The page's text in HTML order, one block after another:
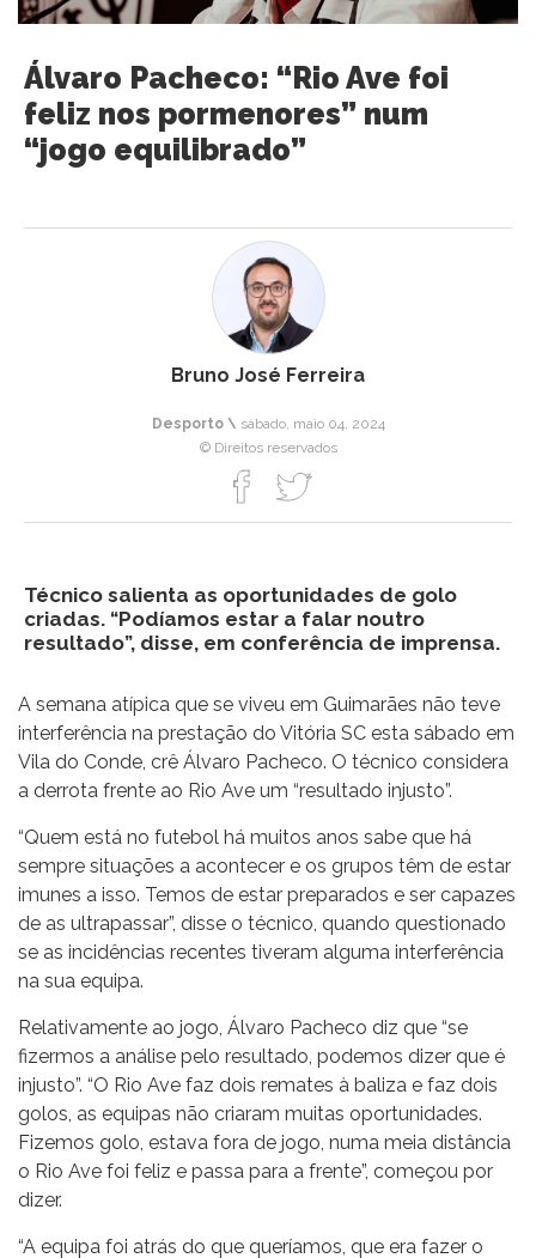
Álvaro Pacheco: “Rio Ave foi
feliz nos pormenores” num
“jogo equilibrado”
Bruno José Ferreira
Desporto \ sábado, maio 04, 2024
© Direitos reservados
Técnico salienta as oportunidades de golo
criadas. “Podíamos estar a falar noutro
resultado”, disse, em conferência de imprensa.
A semana atípica que se viveu em Guimarães não teve
interferência na prestação do Vitória SC esta sábado em
Vila do Conde, crê Álvaro Pacheco. O técnico considera
a derrota frente ao Rio Ave um “resultado injusto”.
“Quem está no futebol há muitos anos sabe que há
sempre situações a acontecer e os grupos têm de estar
imunes a isso. Temos de estar preparados e ser capazes
de as ultrapassar”, disse o técnico, quando questionado
se as incidências recentes tiveram alguma interferência
na sua equipa.
Relativamente ao jogo, Álvaro Pacheco diz que “se
fizermos a análise pelo resultado, podemos dizer que é
injusto”. “O Rio Ave faz dois remates à baliza e faz dois
golos, as equipas não criaram muitas oportunidades.
Fizemos golo, estava fora de jogo, numa meia distância
o Rio Ave foi feliz e passa para a frente”, começou por
dizer.
“A equipa foi atrás do que queríamos, que era fazer o